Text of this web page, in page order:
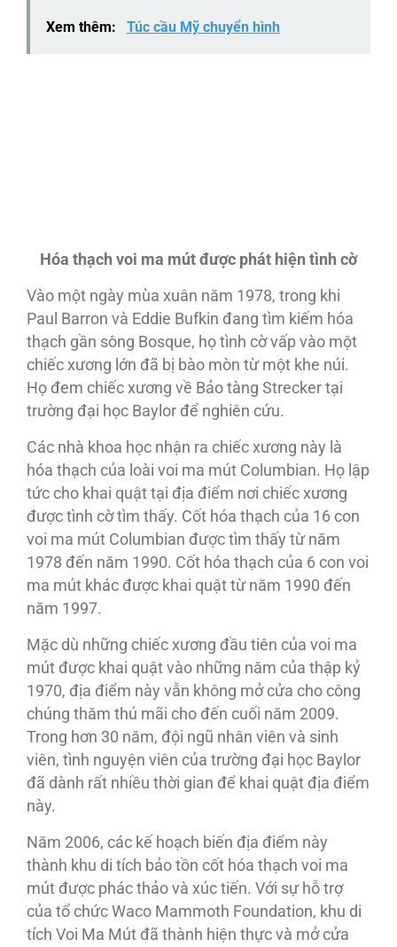
Xem thêm: Túc cầu Mỹ chuyển hình
Hóa thạch voi ma mút được phát hiện tình cờ
Vào một ngày mùa xuân năm 1978, trong khi
Paul Barron và Eddie Bufkin đang tìm kiếm hóa
thạch gần sông Bosque, họ tình cờ vấp vào một
chiếc xương lớn đã bị bào mòn từ một khe núi.
Họ đem chiếc xương về Bảo tàng Strecker tại
trường đại học Baylor để nghiên cứu.
Các nhà khoa học nhận ra chiếc xương này là
hóa thạch của loài voi ma mút Columbian. Họ lập
tức cho khai quật tại địa điểm nơi chiếc xương
được tình cờ tìm thấy. Cốt hóa thạch của 16 con
voi ma mút Columbian được tìm thấy từ năm
1978 đến năm 1990. Cốt hóa thạch của 6 con voi
ma mút khác được khai quật từ năm 1990 đến
năm 1997.
Mặc dù những chiếc xương đầu tiên của voi ma
mút được khai quật vào những năm của thập kỷ
1970, địa điểm này vẫn không mở cửa cho công
chúng thăm thú mãi cho đến cuối năm 2009.
Trong hơn 30 năm, đội ngũ nhân viên và sinh
viên, tình nguyện viên của trường đại học Baylor
đã dành rất nhiều thời gian để khai quật địa điểm
này.
Năm 2006, các kế hoạch biến địa điểm này
thành khu di tích bảo tồn cốt hóa thạch voi ma
mút được phác thảo và xúc tiến. Với sự hỗ trợ
của tổ chức Waco Mammoth Foundation, khu di
tích Voi Ma Mút đã thành hiện thực và mở cửa